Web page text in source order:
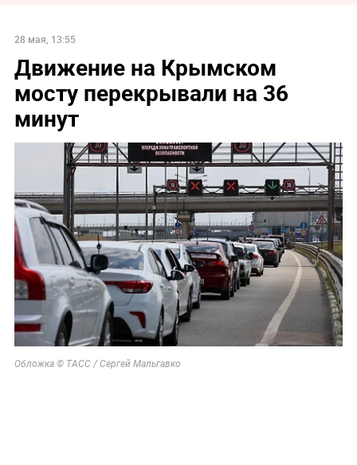
28 мая, 13:55
Движение на Крымском
мосту перекрывали на 36
минут
Обложка © ТАСС / Сергей Мальгавко